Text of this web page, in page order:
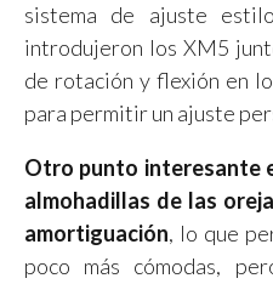
sistema de ajuste
introdujeron los XM5
de rotación y flexión en
para permitir un ajuste
Otro punto interesante
almohadillas de las
amortiguación, lo que
poco más cómodas,